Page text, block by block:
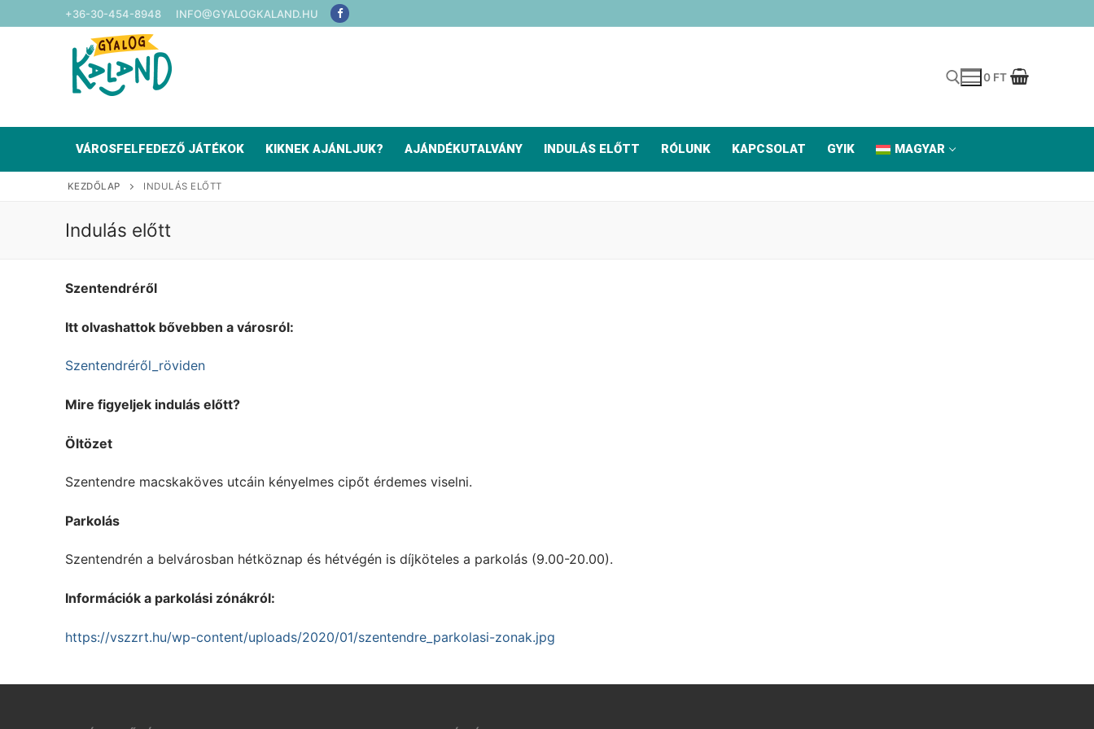
a
+36-30-454-8948 INFO@GYALOGKALAND.HU
Keresése:
0 FT
VÁROSFELFEDEZŐ JÁTÉKOK KIKNEK AJÁNLJUK? AJÁNDÉKUTALVÁNY INDULÁS ELŐTT RÓLUNK KAPCSOLAT GYIK MAGYAR
KEZDŐLAP INDULÁS ELŐTT
Indulás előtt
Szentendréről
Itt olvashattok bővebben a városról:
Szentendréről_röviden
Mire figyeljek indulás előtt?
Öltözet
Szentendre macskaköves utcáin kényelmes cipőt érdemes viselni.
Parkolás
Szentendrén a belvárosban hétköznap és hétvégén is díjköteles a parkolás (9.00-20.00).
Információk a parkolási zónákról:
https://vszzrt.hu/wp-content/uploads/2020/01/szentendre_parkolasi-zonak.jpg